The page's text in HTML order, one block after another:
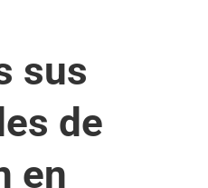
sus
de
en